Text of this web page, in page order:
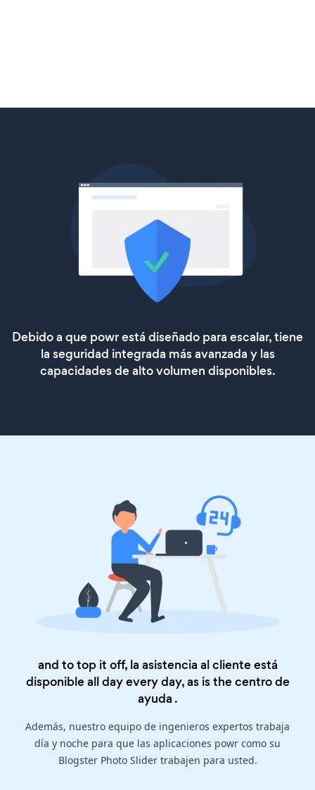
Debido a que powr está diseñado para escalar, tiene
la seguridad integrada más avanzada y las
capacidades de alto volumen disponibles.
and to top it off, la asistencia al cliente está
disponible all day every day, as is thecentro de
ayuda .
Además, nuestro equipo de ingenieros expertos trabaja
día y noche para que las aplicaciones powr como su
Blogster Photo Slider trabajen para usted.